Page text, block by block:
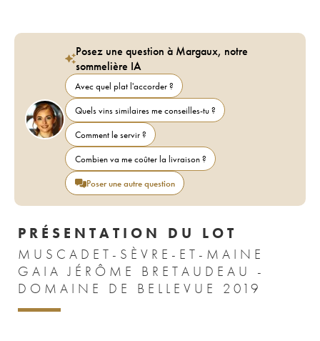
Posez une question à Margaux, notre
sommelière IA
Avec quel plat l'accorder ?
Quels vins similaires me conseilles-tu ?
Comment le servir ?
Combien va me coûter la livraison ?
Poser une autre question
PRÉSENTATION DU LOT
MUSCADET-SÈVRE-ET-MAINE
GAIA JÉRÔME BRETAUDEAU -
DOMAINE DE BELLEVUE 2019